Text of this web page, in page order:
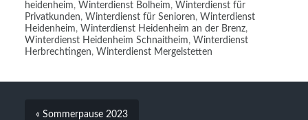
heidenheim, Winterdienst Bolheim, Winterdienst für
Privatkunden, Winterdienst für Senioren, Winterdienst
Heidenheim, Winterdienst Heidenheim an der Brenz,
Winterdienst Heidenheim Schnaitheim, Winterdienst
Herbrechtingen, Winterdienst Mergelstetten
« Sommerpause 2023